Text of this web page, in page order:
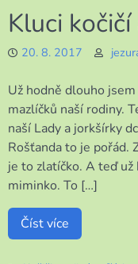
Kluci
20. 8. 2017
Už hodně dlouho
mazlíčků naší rodiny.
naší Lady a jorkšírky
Rošťanda to je pořád.
je to zlatíčko. A teď už
miminko. To […]
Číst více